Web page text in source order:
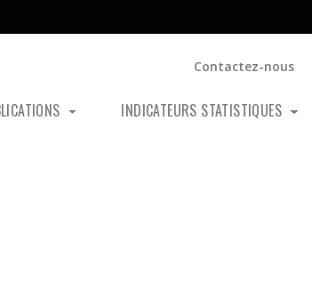
Contactez-nous
INDICATEURS STATISTIQUES